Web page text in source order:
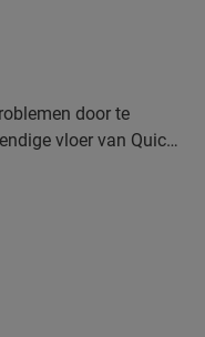
door te
vloer van Quick-
alleen uitzonderlijk